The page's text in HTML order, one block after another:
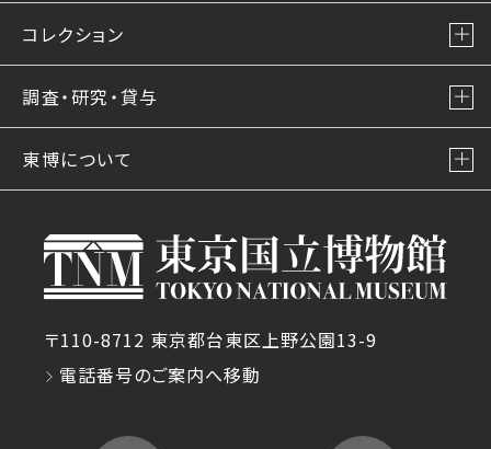
コレクション
調査・研究・貸与
東博について
〒110-8712 東京都台東区上野公園13-9
電話番号のご案内へ移動